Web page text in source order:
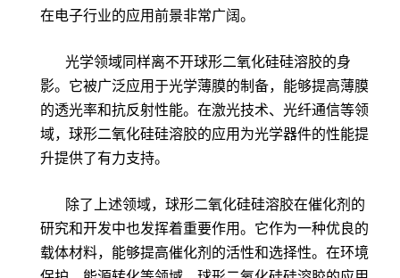
在电子行业的应用前景非常广阔。
光学领域同样离不开球形二氧化硅硅溶胶的身
影。它被广泛应用于光学薄膜的制备，能够提高薄膜
的透光率和抗反射性能。在激光技术、光纤通信等领
域，球形二氧化硅硅溶胶的应用为光学器件的性能提
升提供了有力支持。
除了上述领域，球形二氧化硅硅溶胶在催化剂的
研究和开发中也发挥着重要作用。它作为一种优良的
载体材料，能够提高催化剂的活性和选择性。在环境